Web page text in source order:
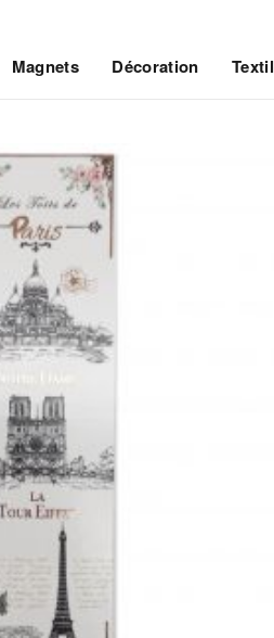
Magnets Décoration